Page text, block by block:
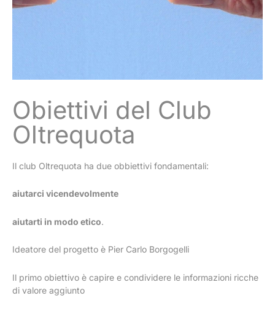
Obiettivi del Club
Oltrequota
Il club Oltrequota ha due obbiettivi fondamentali:
aiutarci vicendevolmente
aiutarti in modo etico.
Ideatore del progetto è Pier Carlo Borgogelli
Il primo obiettivo è capire e condividere le informazioni ricche
di valore aggiunto